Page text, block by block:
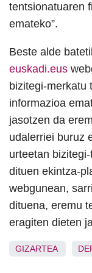
tentsionatuaren
emateko”.
Beste alde
euskadi.eus
bizitegi-merkatu
informazioa
jasotzen da
udalerriei buruz
urteetan
dituen ekintza-
webgunean,
dituena, eremu
eragiten dieten
GIZARTEA